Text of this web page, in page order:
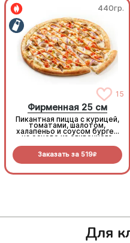
440гр.
15
Фирменная 25 см
Пикантная пицца с курицей,
томатами, шалотом,
халапеньо и соусом бургер
на основе из сливочного
Заказать за 519R
Для